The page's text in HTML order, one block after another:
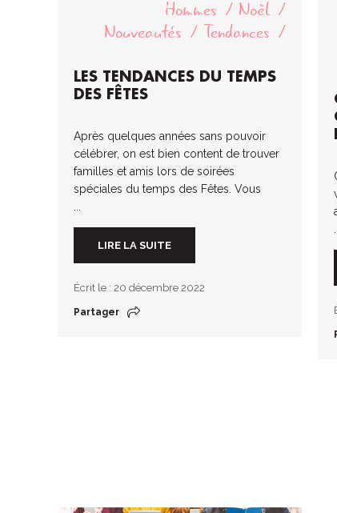
Hommes
Noël
Nouveautés
Tendances
LES TENDANCES DU TEMPS
DES FÊTES
Après quelques années sans pouvoir
célébrer, on est bien content de trouver
familles et amis lors de soirées
spéciales du temps des Fêtes. Vous
LIRE LA SUITE
Écrit le : 20 décembre 2022
Partager